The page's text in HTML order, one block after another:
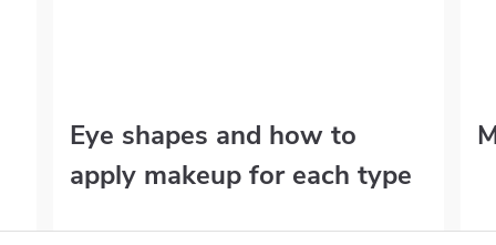
Eye shapes and how to
apply makeup for each type